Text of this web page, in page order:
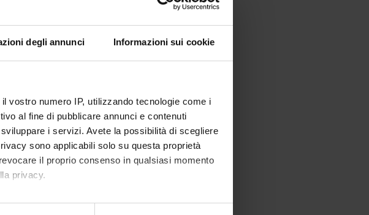
degli annunci Informazioni sui cookie
vostro numero IP, utilizzando tecnologie come i
al fine di pubblicare annunci e contenuti
i servizi. Avete la possibilità di scegliere
sono applicabili solo su questa proprietà
il proprio consenso in qualsiasi momento
privacy.